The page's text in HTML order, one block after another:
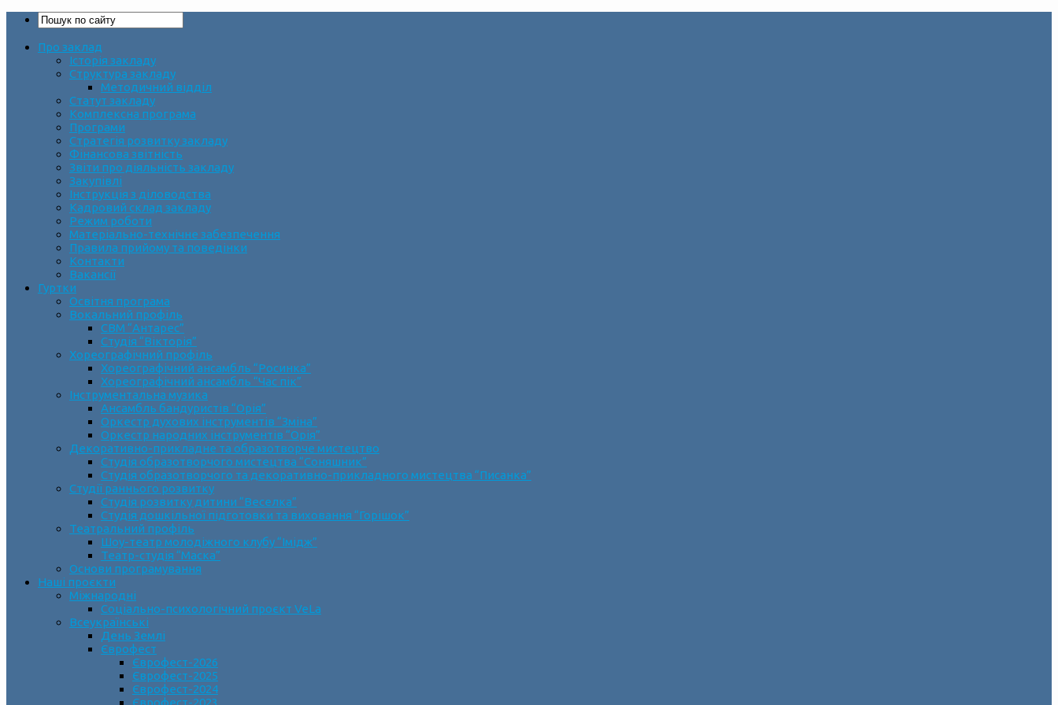
Про заклад
Історія закладу
Структура закладу
Методичний відділ
Статут закладу
Комплексна програма
Програми
Стратегія розвитку закладу
Фінансова звітність
Звіти про діяльність закладу
Закупівлі
Інструкція з діловодства
Кадровий склад закладу
Режим роботи
Матеріально-технічне забезпечення
Правила прийому та поведінки
Контакти
Вакансії
Гуртки
Освітня програма
Вокальний профіль
СВМ “Антарес”
Студія “Вікторія”
Хореографічний профіль
Хореографічний ансамбль “Росинка”
Хореографічний ансамбль “Час пік”
Інструментальна музика
Ансамбль бандуристів “Орія”
Оркестр духових інструментів “Зміна”
Оркестр народних інструментів “Орія”
Декоративно-прикладне та образотворче мистецтво
Cтудія образотворчого мистецтва “Соняшник”
Студія образотворчого та декоративно-прикладного мистецтва “Писанка”
Студії раннього розвитку
Студія розвитку дитини “Веселка”
Студія дошкільної підготовки та виховання “Горішок”
Театральний профіль
Шоу-театр молодіжного клубу “Імідж”
Театр-студія “Маска”
Основи програмування
Наші проєкти
Міжнародні
Соціально-психологічний проєкт VeLa
Всеукраїнські
День Землі
Єврофест
Єврофест-2026
Єврофест-2025
Єврофест-2024
Єврофест-2023